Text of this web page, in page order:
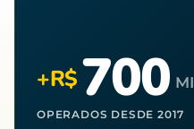
+R$700 MI
OPERADOS DESDE 2017